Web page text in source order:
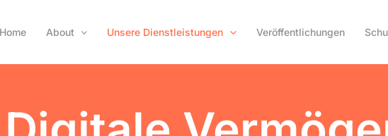
Home About Unsere Dienstleistungen Veröffentlichungen